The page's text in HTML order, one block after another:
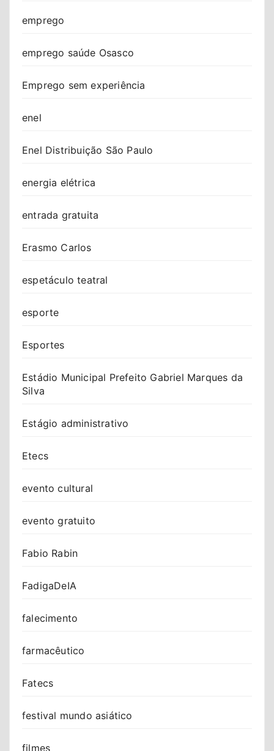
emprego
emprego saúde Osasco
Emprego sem experiência
enel
Enel Distribuição São Paulo
energia elétrica
entrada gratuita
Erasmo Carlos
espetáculo teatral
esporte
Esportes
Estádio Municipal Prefeito Gabriel Marques da
Silva
Estágio administrativo
Etecs
evento cultural
evento gratuito
Fabio Rabin
FadigaDeIA
falecimento
farmacêutico
Fatecs
festival mundo asiático
filmes